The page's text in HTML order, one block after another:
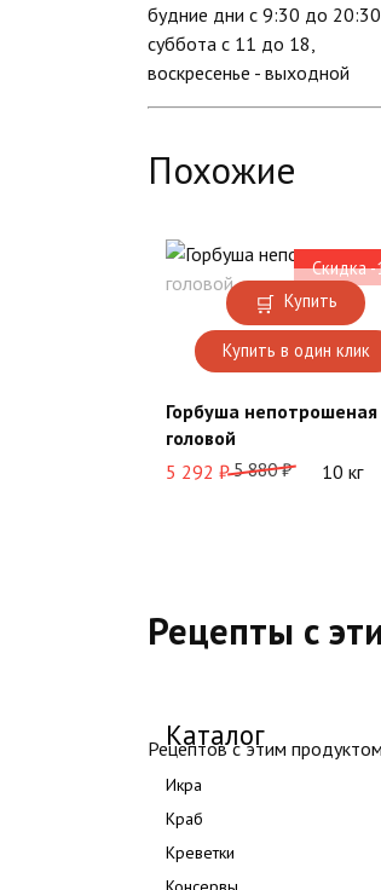
будние дни с 9:30 до
суббота с 11 до 18,
воскресенье - выходной
Похожие
Купить
Купить в один клик
Скидка -
Горбуша непотрошеная
головой
5 880₽
Первоначальная
5 292 ₽
Текущая
10 кг
Рецепты с
Рецептов с этим
Каталог
Икра
Краб
Креветки